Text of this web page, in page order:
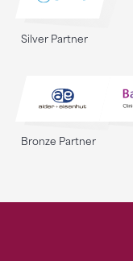
Silver Partner
Bronze Partner